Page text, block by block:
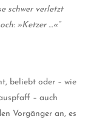
schwer verletzt
»Ketzer …«“
beliebt oder – wie
– auch
Vorgänger an, es